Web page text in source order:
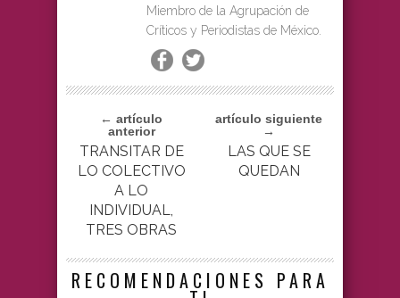
Miembro de la Agrupación de
Críticos y Periodistas de México.
← artículo
anterior
TRANSITAR DE
LO COLECTIVO
A LO
INDIVIDUAL,
TRES OBRAS
artículo siguiente
→
LAS QUE SE
QUEDAN
RECOMENDACIONES PARA